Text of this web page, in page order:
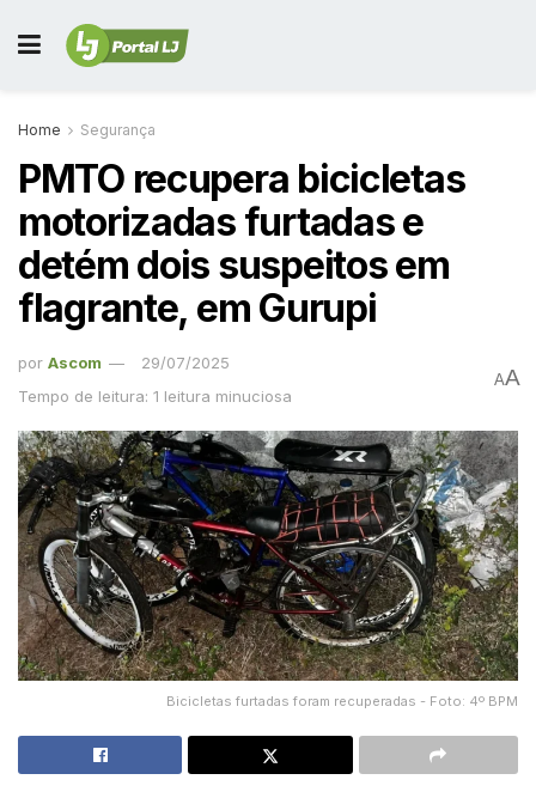
Home Segurança
PMTO recupera bicicletas
motorizadas furtadas e
detém dois suspeitos em
flagrante, em Gurupi
por Ascom
29/07/2025
Tempo de leitura: 1 leitura minuciosa
AA
Bicicletas furtadas foram recuperadas - Foto: 4º BPM